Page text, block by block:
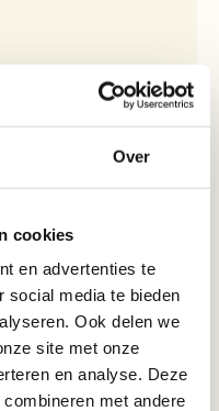
Over
cookies
en advertenties te
social media te bieden
Ook delen we
site met onze
en analyse. Deze
met andere